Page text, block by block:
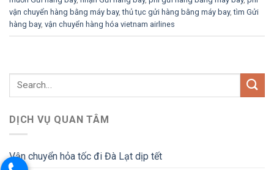
vận chuyển hàng bằng máy bay,thủ tục gửi hàng bằng máy bay,tìm Gửi
hàng bay, vận chuyển hàng hóa vietnam airlines
DỊCH VỤ QUAN TÂM
Vận chuyển hỏa tốc đi Đà Lạt dịp tết